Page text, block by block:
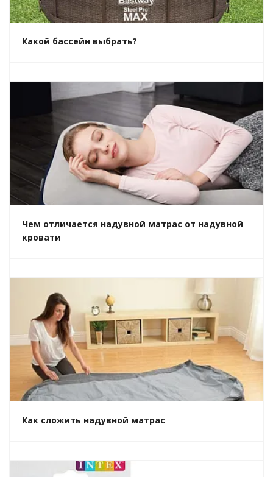
Какой бассейн выбрать?
Чем отличается надувной матрас от надувной
кровати
Как сложить надувной матрас